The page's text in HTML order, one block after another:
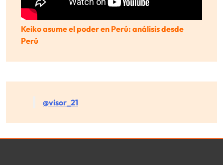
Keiko asume el poder en Perú: análisis desde
Perú
@visor_21